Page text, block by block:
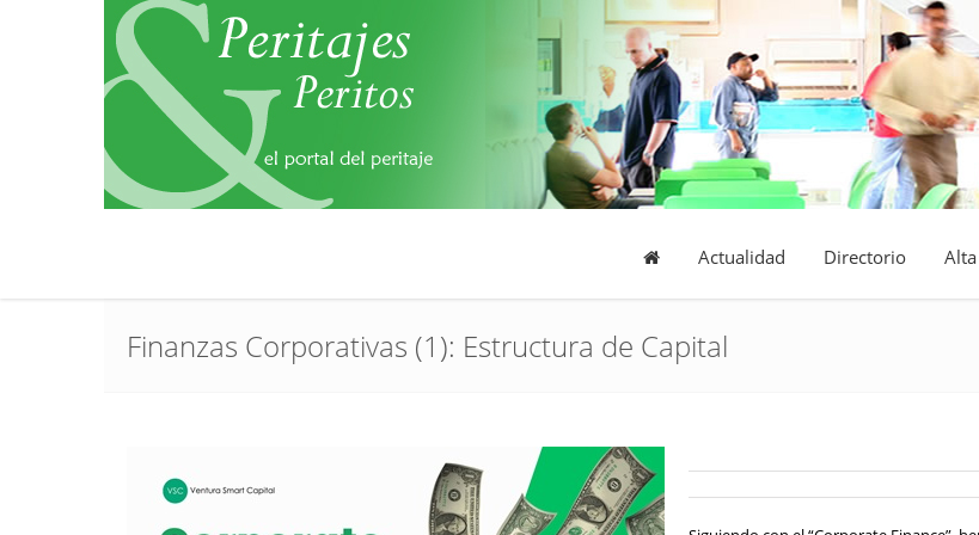
Actualidad Directorio
Finanzas Corporativas (1): Estructura de Capital